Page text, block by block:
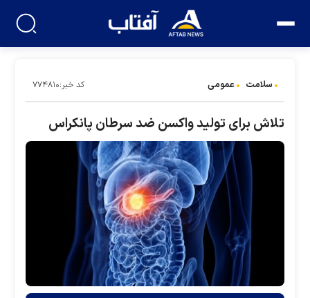
سلامت عمومی کد خبر:۷۷۴۸۱۰
تلاش برای تولید واکسن ضد سرطان پانکراس